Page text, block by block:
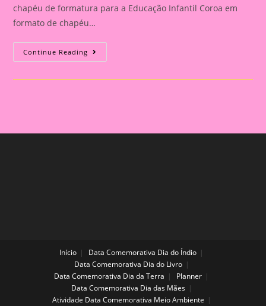
chapéu de formatura para a Educação Infantil Coroa em
formato de chapéu…
Continue Reading Coroa
Formatura
Formato
Início
Data Comemorativa Dia do Índio
Data Comemorativa Dia do Livro
Data Comemorativa Dia da Terra
Planner
Data Comemorativa Dia das Mães
Atividade Data Comemorativa Meio Ambiente